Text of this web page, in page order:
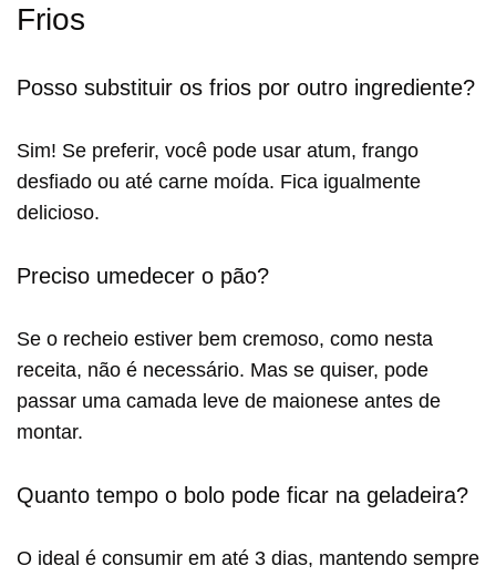
Frios
Posso substituir os frios por outro ingrediente?
Sim! Se preferir, você pode usar atum, frango
desfiado ou até carne moída. Fica igualmente
delicioso.
Preciso umedecer o pão?
Se o recheio estiver bem cremoso, como nesta
receita, não é necessário. Mas se quiser, pode
passar uma camada leve de maionese antes de
montar.
Quanto tempo o bolo pode ficar na geladeira?
O ideal é consumir em até 3 dias, mantendo sempre